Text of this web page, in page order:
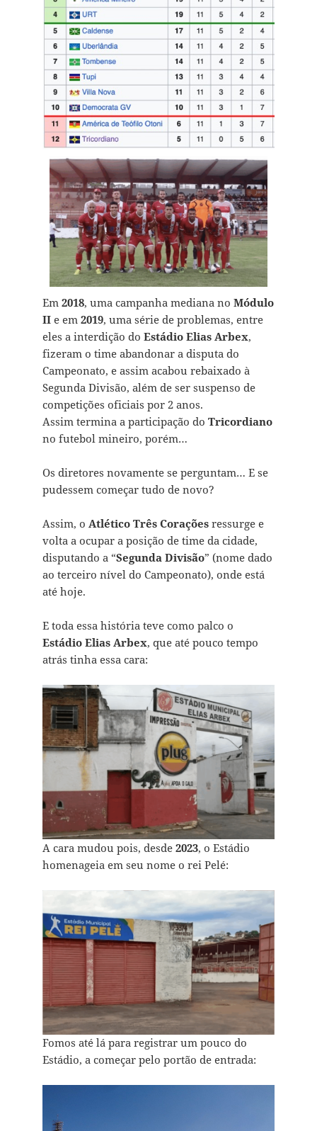
Em 2018, uma campanha mediana no Módulo
IIe em 2019, uma série de problemas, entre
eles a interdição do Estádio Elias Arbex,
fizeram o time abandonar a disputa do
Campeonato, e assim acabou rebaixado à
Segunda Divisão, além de ser suspenso de
competições oficiais por 2 anos.
Assim termina a participação do Tricordiano
no futebol mineiro, porém…
Os diretores novamente se perguntam… E se
pudessem começar tudo de novo?
Assim, o Atlético Três Coraçõesressurge e
volta a ocupar a posição de time da cidade,
disputando a “Segunda Divisão” (nome dado
ao terceiro nível do Campeonato), onde está
até hoje.
E toda essa história teve como palco o
Estádio Elias Arbex, que até pouco tempo
atrás tinha essa cara:
A cara mudou pois, desde 2023, o Estádio
homenageia em seu nome o rei Pelé:
Fomos até lá para registrar um pouco do
Estádio, a começar pelo portão de entrada: